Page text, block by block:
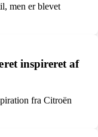
men er blevet
inspireret af
fra Citroën